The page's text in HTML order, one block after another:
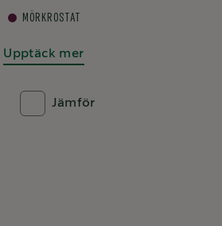
MÖRKROSTAT
Upptäck mer
Jämför